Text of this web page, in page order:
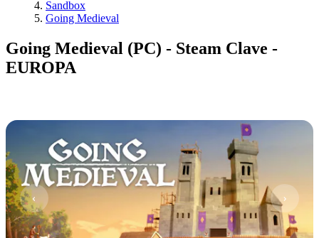
Sandbox
Going Medieval
Going Medieval (PC) - Steam Clave -
EUROPA